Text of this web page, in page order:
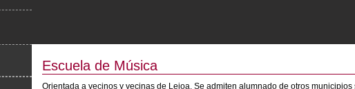
Escuela de Música
Orientada a vecinos y vecinas de Leioa. Se admiten alumnado de otros